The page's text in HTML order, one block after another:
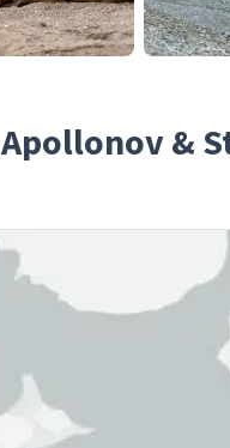
Apollonov &